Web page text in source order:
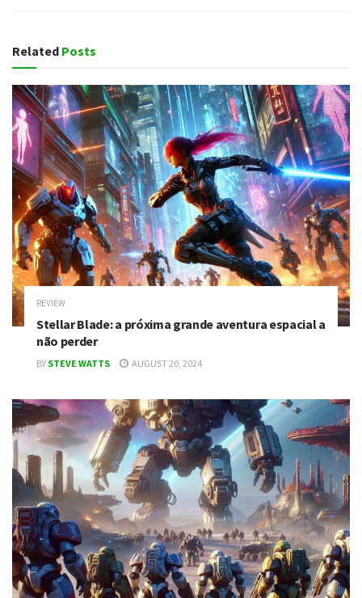
Related Posts
REVIEW
Stellar Blade: a próxima grande aventura espacial a
não perder
BY STEVE WATTS AUGUST 20, 2024